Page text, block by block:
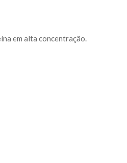
em alta concentração.